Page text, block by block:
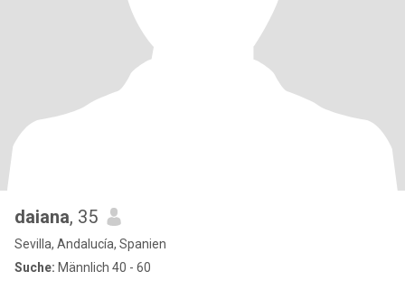
daiana, 35
Sevilla, Andalucía, Spanien
Suche: Männlich 40 - 60